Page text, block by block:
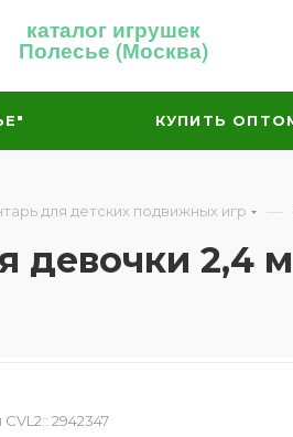
каталог игрушек
Полесье (Москва)
КУПИТЬ
для детских подвижных игр —
девочки 2,4 м
2942347